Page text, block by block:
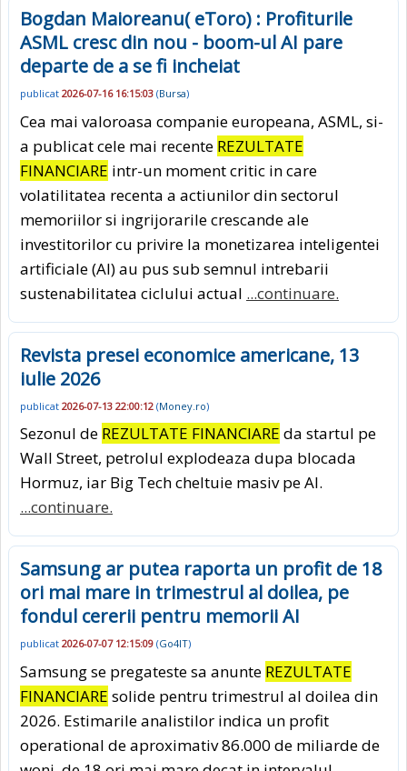
Bogdan Maioreanu( eToro) : Profiturile
ASML cresc din nou - boom-ul AI pare
departe de a se fi incheiat
publicat 2026-07-16 16:15:03 (Bursa)
Cea mai valoroasa companie europeana, ASML, si-
a publicat cele mai recente REZULTATE
FINANCIARE intr-un moment critic in care
volatilitatea recenta a actiunilor din sectorul
memoriilor si ingrijorarile crescande ale
investitorilor cu privire la monetizarea inteligentei
artificiale (AI) au pus sub semnul intrebarii
sustenabilitatea ciclului actual ...continuare.
Revista presei economice americane, 13
iulie 2026
publicat 2026-07-13 22:00:12 (Money.ro)
Sezonul de REZULTATE FINANCIARE da startul pe
Wall Street, petrolul explodeaza dupa blocada
Hormuz, iar Big Tech cheltuie masiv pe AI.
...continuare.
Samsung ar putea raporta un profit de 18
ori mai mare in trimestrul al doilea, pe
fondul cererii pentru memorii AI
publicat 2026-07-07 12:15:09 (Go4IT)
Samsung se pregateste sa anunte REZULTATE
FINANCIARE solide pentru trimestrul al doilea din
2026. Estimarile analistilor indica un profit
operational de aproximativ 86.000 de miliarde de